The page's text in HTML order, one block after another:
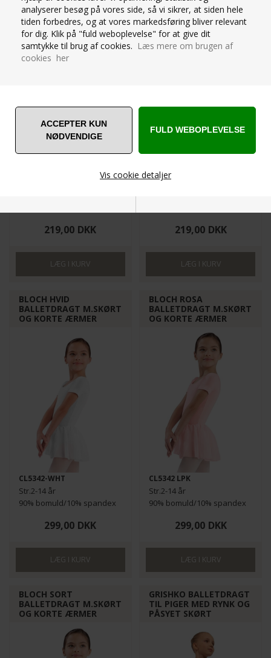
analyserer besøg på vores side, så vi sikrer, at siden hele
tiden forbedres, og at vores markedsføring bliver relevant
for dig. Klik på "fuld weboplevelse" for at give dit
samtykke til brug af cookies. Læs mere om brugen af
cookies her
Vis cookie detaljer
Funktionelle Statistiske
BALLETDRAGT TIL
PIGER MED SKØRT FRA
CAPEZIO - LYSELILLA
219,00 DKK
BALLETDRAGT TIL
PIGER MED SKØRT FRA
CAPEZIO - SORT
ES3008C-BLK
219,00 DKK
BLOCH HVID
BALLETDRAGT M.SKØRT
OG KORTE ÆRMER
CL5342-WHT
Str.2-14 år
90% bomuld/10% spandex
299,00 DKK
BLOCH ROSA
BALLETDRAGT M.SKØRT
OG KORTE ÆRMER
CL5342 LPK
Str.2-14 år
90% bomuld/10% spandex
299,00 DKK
BLOCH SORT
BALLETDRAGT M.SKØRT
OG KORTE ÆRMER
GRISHKO BALLETDRAGT
TIL PIGER MED RYNK OG
PÅSYET SKØRT